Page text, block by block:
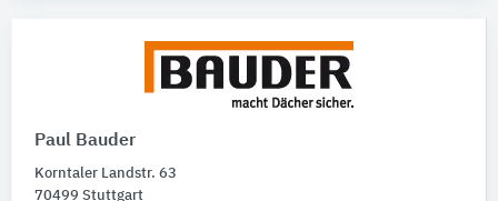
Paul Bauder
Korntaler Landstr. 63
70499 Stuttgart